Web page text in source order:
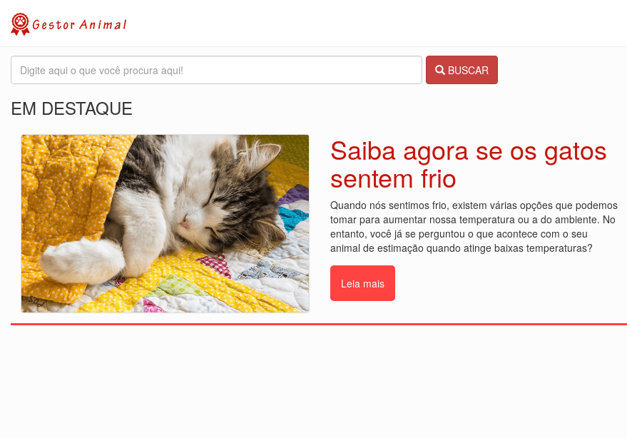
BUSCAR
EM DESTAQUE
Saiba agora se os gatos
sentem frio
Quando nós sentimos frio, existem várias opções que podemos
tomar para aumentar nossa temperatura ou a do ambiente. No
entanto, você já se perguntou o que acontece com o seu
animal de estimação quando atinge baixas temperaturas?
Leia mais